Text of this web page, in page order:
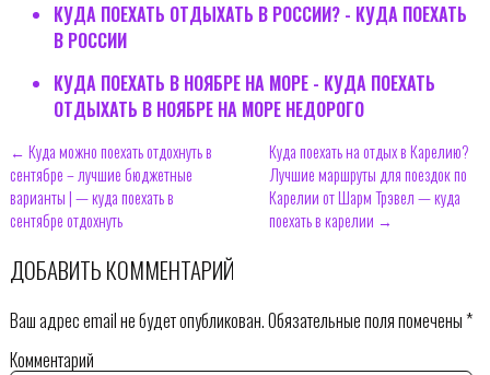
КУДА ПОЕХАТЬ ОТДЫХАТЬ В РОССИИ? - КУДА ПОЕХАТЬ
В РОССИИ
КУДА ПОЕХАТЬ В НОЯБРЕ НА МОРЕ - КУДА ПОЕХАТЬ
ОТДЫХАТЬ В НОЯБРЕ НА МОРЕ НЕДОРОГО
← Куда можно поехать отдохнуть в
сентябре – лучшие бюджетные
варианты | — куда поехать в
сентябре отдохнуть
Куда поехать на отдых в Карелию?
Лучшие маршруты для поездок по
Карелии от Шарм Трэвел — куда
поехать в карелии →
ДОБАВИТЬ КОММЕНТАРИЙ
Ваш адрес email не будет опубликован.Обязательные поля помечены*
Комментарий